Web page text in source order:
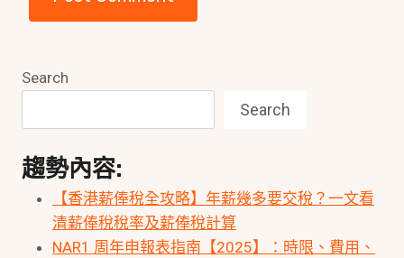
Search
Search
趨勢內容:
【香港薪俸稅全攻略】年薪幾多要交稅？一文看
清薪俸稅稅率及薪俸稅計算
NAR1 周年申報表指南【2025】：時限、費用、